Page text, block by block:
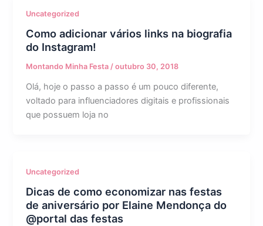
Uncategorized
Como adicionar vários links na biografia
do Instagram!
Montando Minha Festa/outubro 30, 2018
Olá, hoje o passo a passo é um pouco diferente,
voltado para influenciadores digitais e profissionais
que possuem loja no
Uncategorized
Dicas de como economizar nas festas
de aniversário por Elaine Mendonça do
@portal das festas